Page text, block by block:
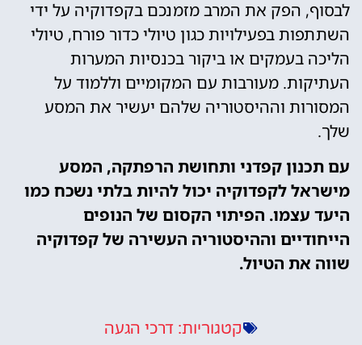
לבסוף, הפק את המרב מזמנכם בקפדוקיה על ידי
השתתפות בפעילויות כגון טיולי כדור פורח, טיולי
הליכה בעמקים או ביקור בכנסיות המערות
העתיקות. מעורבות עם המקומיים וללמוד על
המסורות וההיסטוריה שלהם יעשיר את המסע
שלך.
עם תכנון קפדני ותחושת הרפתקה, המסע
מישראל לקפדוקיה יכול להיות בלתי נשכח כמו
היעד עצמו. הפיתוי הקסום של הנופים
הייחודיים וההיסטוריה העשירה של קפדוקיה
שווה את הטיול.
קטגוריות: דרכי הגעה